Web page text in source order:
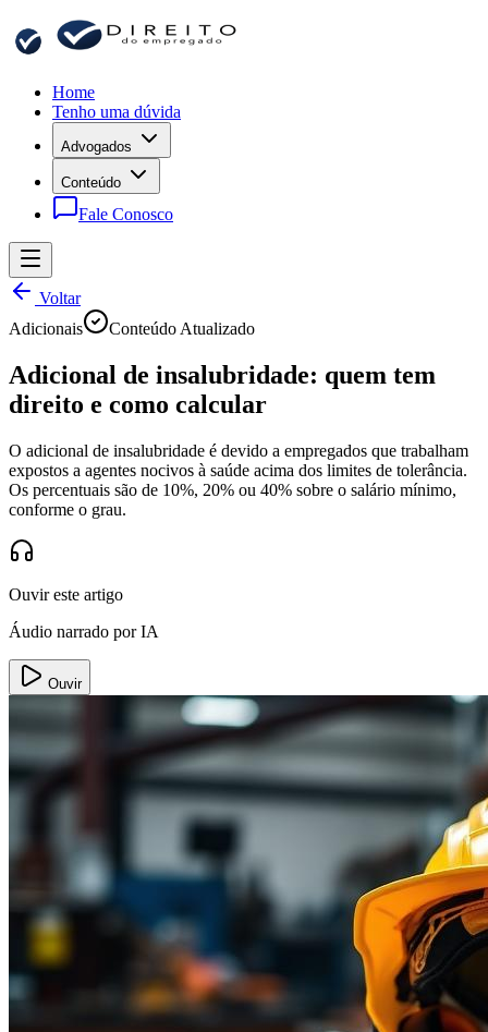
Home
Tenho uma dúvida
Advogados
Conteúdo
Fale Conosco
Voltar
Adicionais
Conteúdo Atualizado
Adicional de insalubridade: quem tem
direito e como calcular
O adicional de insalubridade é devido a empregados que trabalham
expostos a agentes nocivos à saúde acima dos limites de tolerância.
Os percentuais são de 10%, 20% ou 40% sobre o salário mínimo,
conforme o grau.
Ouvir este artigo
Áudio narrado por IA
Ouvir